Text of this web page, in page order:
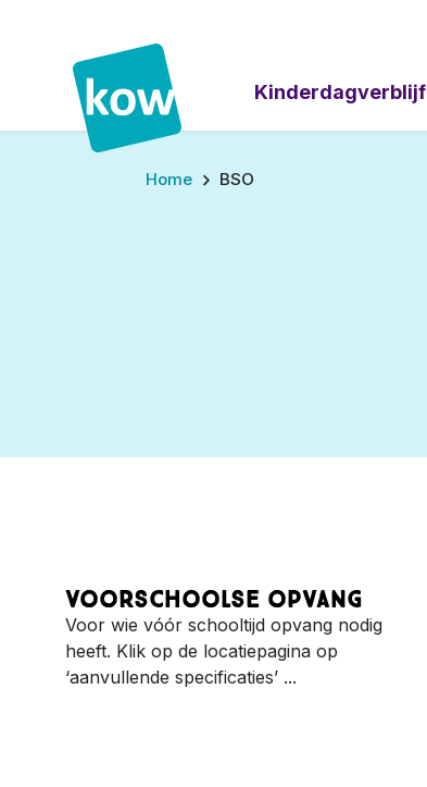
Kinderdagverblijf
Home BSO
Voorschoolse opvang
Voor wie vóór schooltijd opvang nodig
heeft. Klik op de locatiepagina op
‘aanvullende specificaties’ ...